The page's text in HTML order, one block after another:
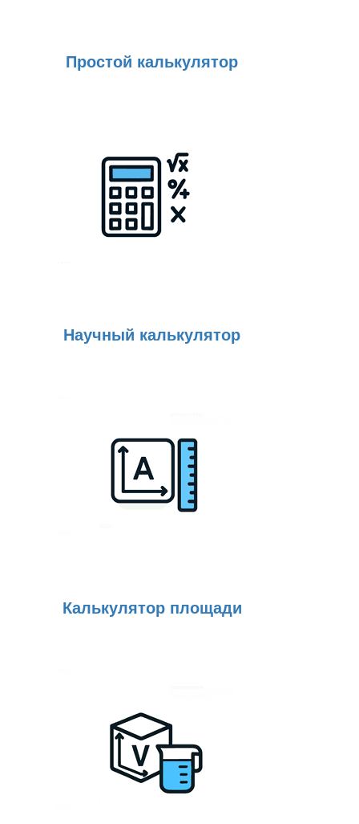
Простой калькулятор
Научный калькулятор
Калькулятор площади